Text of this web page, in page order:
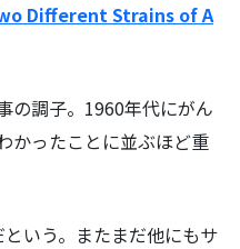
Different Strains of A
の調子。1960年代にがん
かったことに並ぶほど重
いう。またまだ他にもサ